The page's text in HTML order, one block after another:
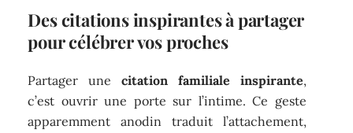
Des citations inspirantes à partager
pour célébrer vos proches
Partager une citation familiale inspirante,
c’est ouvrir une porte sur l’intime. Ce geste
apparemment anodin traduit l’attachement,